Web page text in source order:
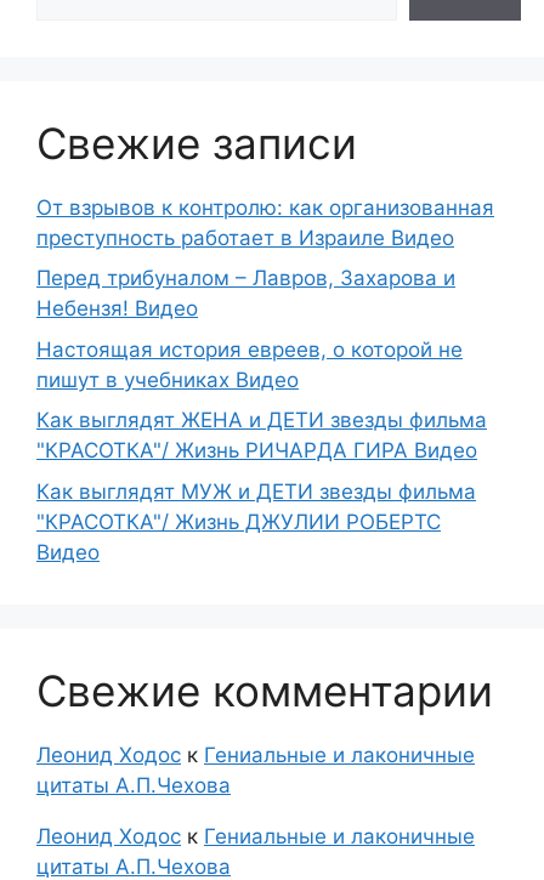
Свежие записи
От взрывов к контролю: как организованная
преступность работает в Израиле Видео
Перед трибуналом – Лавров, Захарова и
Небензя! Видео
Настоящая история евреев, о которой не
пишут в учебниках Видео
Как выглядят ЖЕНА и ДЕТИ звезды фильма
"КРАСОТКА"/ Жизнь РИЧАРДА ГИРА Видео
Как выглядят МУЖ и ДЕТИ звезды фильма
"КРАСОТКА"/ Жизнь ДЖУЛИИ РОБЕРТС
Видео
Свежие комментарии
Леонид Ходос к Гениальные и лаконичные
цитаты А.П.Чехова
Леонид Ходос к Гениальные и лаконичные
цитаты А.П.Чехова